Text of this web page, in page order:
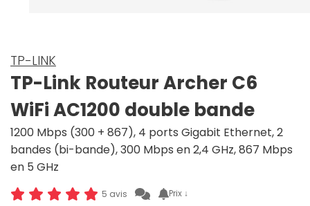
TP-LINK
TP-Link Routeur Archer C6
WiFi AC1200 double bande
1200 Mbps (300 + 867), 4 ports Gigabit Ethernet, 2
bandes (bi-bande), 300 Mbps en 2,4 GHz, 867 Mbps
en 5 GHz
5 avis Prix ↓